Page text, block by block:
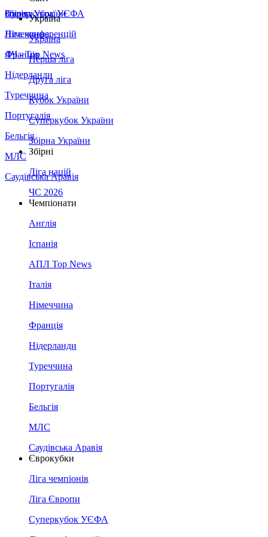
Збірна України
Італія
Німеччина
Франція
Нідерланди
Туреччина
Португалія
Бельгія
МЛС
Саудівська Аравія
Суперкубок УЄФА
Ліга конференцій
ЛЧ - Top News
Україна
Україна
Перша ліга
Друга ліга
Кубок України
Суперкубок України
Збірна України
Збірні
Ліга націй
ЧС 2026
Чемпіонати
Англія
Іспанія
АПЛ Top News
Італія
Німеччина
Франція
Нідерланди
Туреччина
Португалія
Бельгія
МЛС
Саудівська Аравія
Єврокубки
Ліга чемпіонів
Ліга Європи
Суперкубок УЄФА